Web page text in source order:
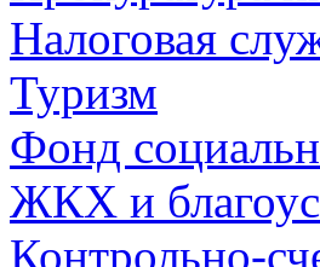
Налоговая
Туризм
Фонд
ЖКХ и
Контрольно-